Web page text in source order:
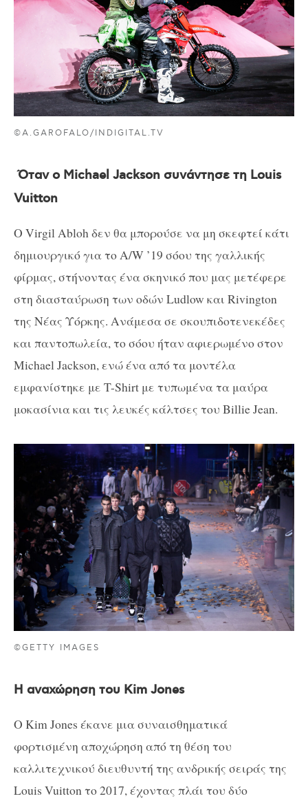
©A.GAROFALO/INDIGITAL.TV
Όταν ο Michael Jackson συνάντησε τη Louis
Vuitton
Ο Virgil Abloh δεν θα μπορούσε να μη σκεφτεί κάτι
δημιουργικό για το A/W ’19 σόου της γαλλικής
φίρμας, στήνοντας ένα σκηνικό που μας μετέφερε
στη διασταύρωση των οδών Ludlow και Rivington
της Νέας Υόρκης. Ανάμεσα σε σκουπιδοτενεκέδες
και παντοπωλεία, το σόου ήταν αφιερωμένο στον
Michael Jackson, ενώ ένα από τα μοντέλα
εμφανίστηκε με T-Shirt με τυπωμένα τα μαύρα
μοκασίνια και τις λευκές κάλτσες του Billie Jean.
©GETTY IMAGES
Η αναχώρηση του Kim Jones
Ο Kim Jones έκανε μια συναισθηματικά
φορτισμένη αποχώρηση από τη θέση του
καλλιτεχνικού διευθυντή της ανδρικής σειράς της
Louis Vuitton το 2017, έχοντας πλάι του δύο